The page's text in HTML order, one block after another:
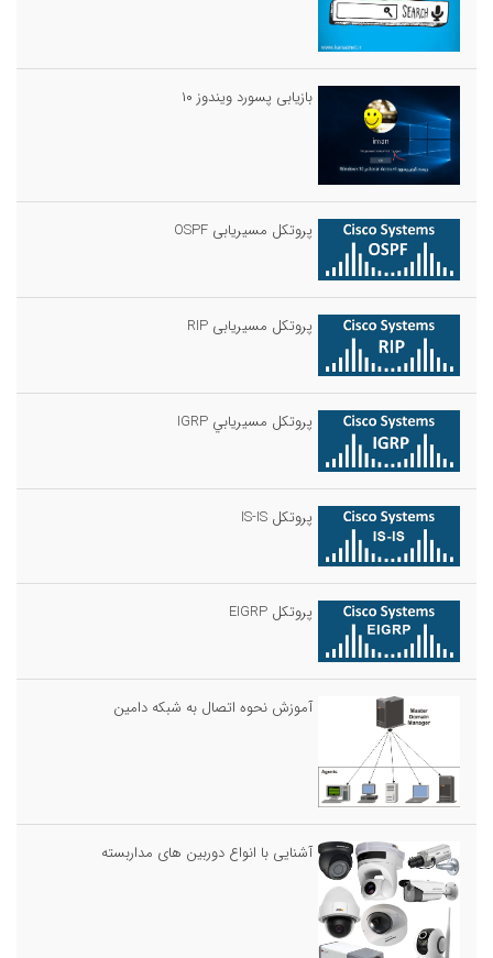
بازیابی پسورد ویندوز ۱۰
پروتکل مسیریابی OSPF
پروتکل مسیریابی RIP
پروتكل مسيريابي IGRP
پروتکل IS-IS
پروتکل EIGRP
آموزش نحوه اتصال به شبکه دامین
آشنایی با انواع دوربین های مداربسته